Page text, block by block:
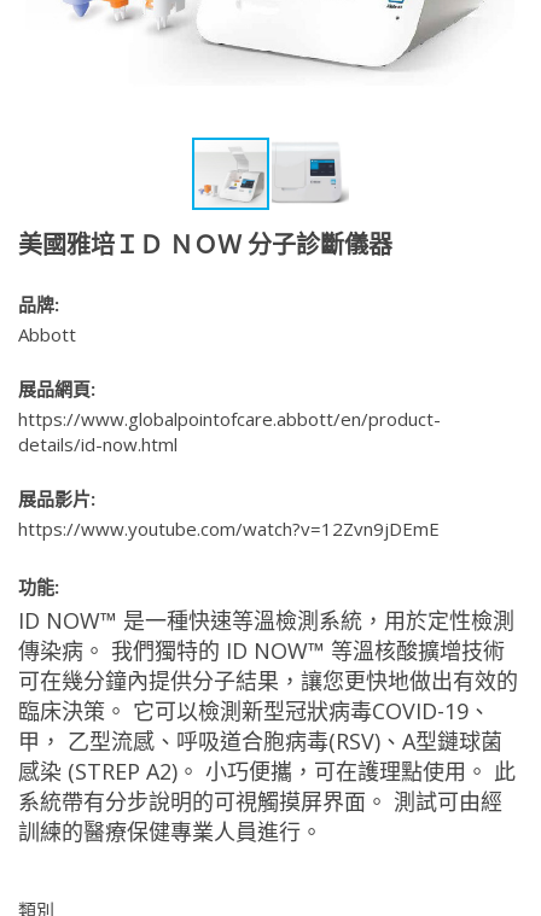
美國雅培ＩＤ ＮＯＷ 分子診斷儀器
品牌:
Abbott
展品網頁:
https://www.globalpointofcare.abbott/en/product-
details/id-now.html
展品影片:
https://www.youtube.com/watch?v=12Zvn9jDEmE
功能:
ID NOW™ 是一種快速等溫檢測系統，用於定性檢測
傳染病。 我們獨特的 ID NOW™ 等溫核酸擴增技術
可在幾分鐘內提供分子結果，讓您更快地做出有效的
臨床決策。 它可以檢測新型冠狀病毒COVID-19、
甲， 乙型流感、呼吸道合胞病毒(RSV)、A型鏈球菌
感染 (STREP A2)。 小巧便攜，可在護理點使用。 此
系統帶有分步說明的可視觸摸屏界面。 測試可由經
訓練的醫療保健專業人員進行。
類別